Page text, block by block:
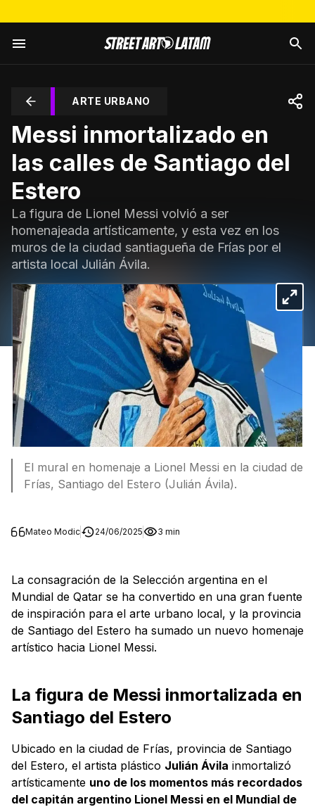
ARTE URBANO
Messi inmortalizado en
las calles de Santiago del
Estero
La figura de Lionel Messi volvió a ser
homenajeada artísticamente, y esta vez en los
muros de la ciudad santiagueña de Frías por el
artista local Julián Ávila.
El mural en homenaje a Lionel Messi en la ciudad de
Frías, Santiago del Estero (Julián Ávila).
Mateo Modic 24/06/2025 3 min
La consagración de la Selección argentina en el
Mundial de Qatar se ha convertido en una gran fuente
de inspiración para el arte urbano local, y la provincia
de Santiago del Estero ha sumado un nuevo homenaje
artístico hacia Lionel Messi.
La figura de Messi inmortalizada en
Santiago del Estero
Ubicado en la ciudad de Frías, provincia de Santiago
del Estero, el artista plástico Julián Ávila inmortalizó
artísticamente uno de los momentos más recordados
del capitán argentino Lionel Messi en el Mundial de